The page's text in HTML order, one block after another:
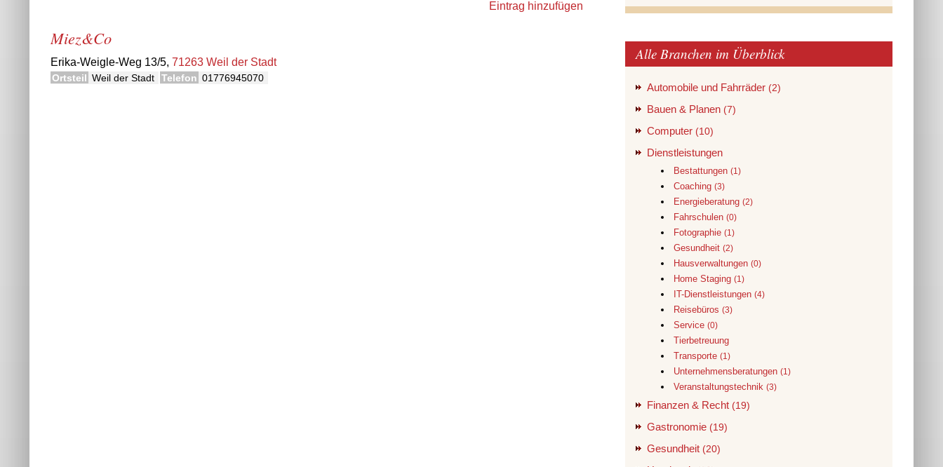
Eintrag hinzufügen
Miez&Co
Erika-Weigle-Weg 13/5, 71263 Weil der Stadt
Ortsteil Weil der Stadt Telefon 01776945070
Alle Branchen im Überblick
Automobile und Fahrräder (2)
Bauen & Planen (7)
Computer (10)
Dienstleistungen
Bestattungen(1)
Coaching(3)
Energieberatung(2)
Fahrschulen(0)
Fotographie(1)
Gesundheit(2)
Hausverwaltungen(0)
Home Staging(1)
IT-Dienstleistungen(4)
Reisebüros(3)
Service(0)
Tierbetreuung
Transporte(1)
Unternehmensberatungen(1)
Veranstaltungstechnik(3)
Finanzen & Recht (19)
Gastronomie (19)
Gesundheit (20)